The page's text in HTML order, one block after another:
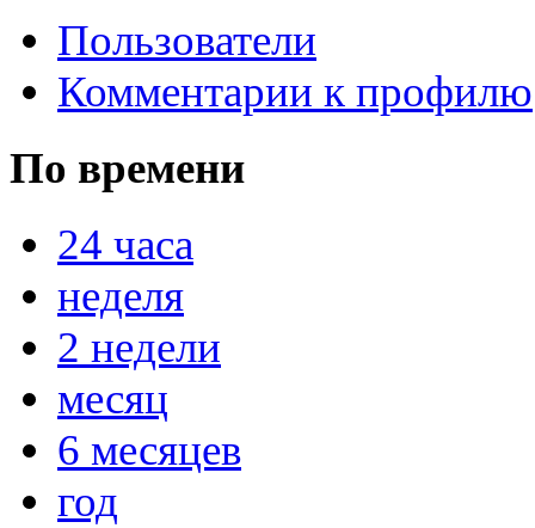
Пользователи
Комментарии к профилю
По времени
24 часа
неделя
2 недели
месяц
6 месяцев
год